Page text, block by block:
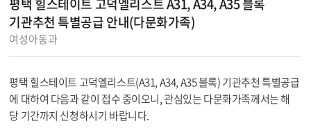
기관추천 특별공급 안내(다문화가족)
여성아동과
평택 힐스테이트 고덕엘리스트(A31, A34, A35 블록) 기관추천 특별공급
에 대하여 다음과 같이 접수 중이오니, 관심있는 다문화가족께서는 해
당 기간까지 신청하시기 바랍니다.